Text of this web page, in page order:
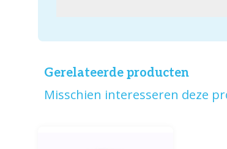
Gerelateerde producten
Misschien interesseren deze